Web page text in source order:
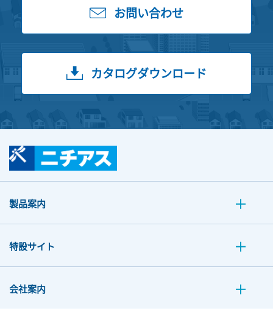
お問い合わせ
カタログダウンロード
製品案内
特設サイト
会社案内